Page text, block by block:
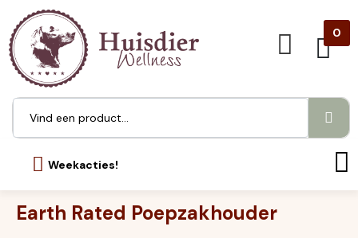
0
Weekacties!
Earth Rated Poepzakhouder